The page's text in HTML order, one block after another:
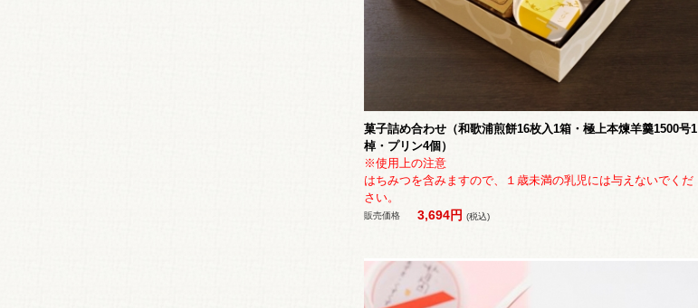
菓子詰め合わせ（和歌浦煎餅16枚入1箱・極上本煉羊羹1500号1
棹・プリン4個）
※使用上の注意
はちみつを含みますので、１歳未満の乳児には与えないでくだ
さい。
販売価格 3,694円 (税込)